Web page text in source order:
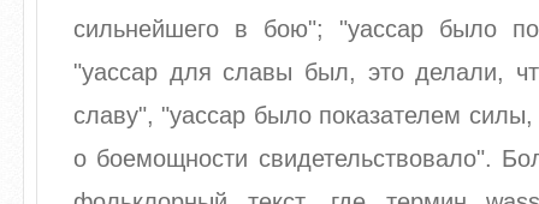
сильнейшего в бою"; "уассар было
"уассар для славы был, это делали,
славу", "уассар было показателем
о боемощности свидетельствовало".